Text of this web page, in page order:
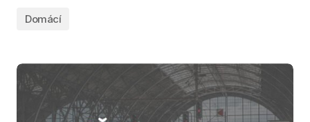
Domácí